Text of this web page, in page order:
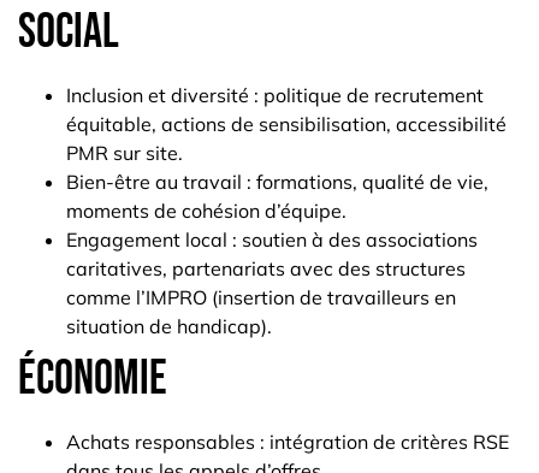
Social
Inclusion et diversité : politique de recrutement
équitable, actions de sensibilisation, accessibilité
PMR sur site.
Bien-être au travail : formations, qualité de vie,
moments de cohésion d’équipe.
Engagement local : soutien à des associations
caritatives, partenariats avec des structures
comme l’IMPRO (insertion de travailleurs en
situation de handicap).
Économie
Achats responsables : intégration de critères RSE